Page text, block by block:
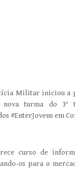
Militar iniciou a
turma do 3º
#EnterJovens em
curso de
os para o